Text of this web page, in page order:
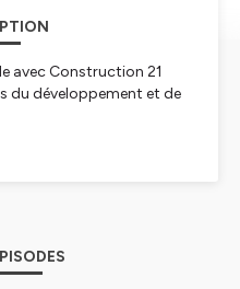
avec Construction 21
du développement et de